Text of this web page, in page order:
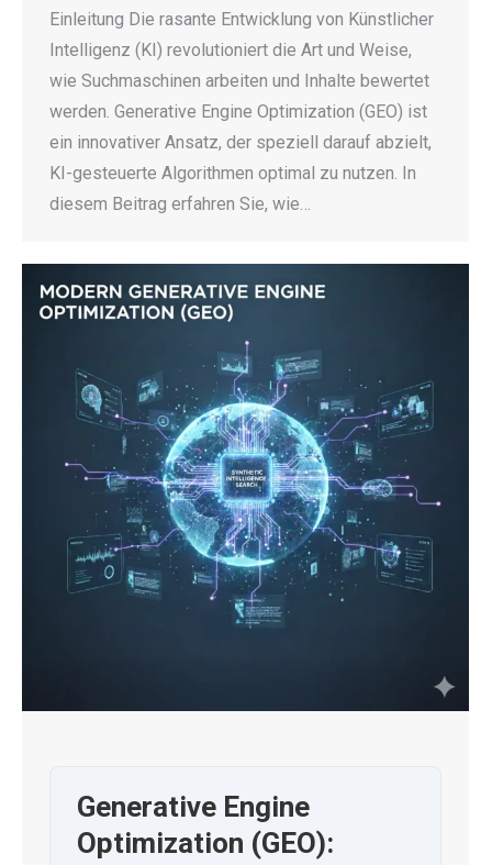
Einleitung Die rasante Entwicklung von Künstlicher
Intelligenz (KI) revolutioniert die Art und Weise,
wie Suchmaschinen arbeiten und Inhalte bewertet
werden. Generative Engine Optimization (GEO) ist
ein innovativer Ansatz, der speziell darauf abzielt,
KI-gesteuerte Algorithmen optimal zu nutzen. In
diesem Beitrag erfahren Sie, wie…
Generative Engine
Optimization (GEO):